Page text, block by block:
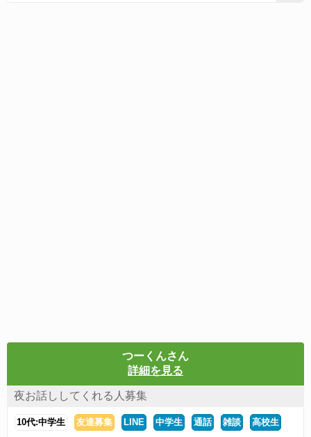
つーくんさん
詳細を見る
夜お話ししてくれる人募集
10代:中学生 友達募集 LINE 中学生 通話 雑談 高校生